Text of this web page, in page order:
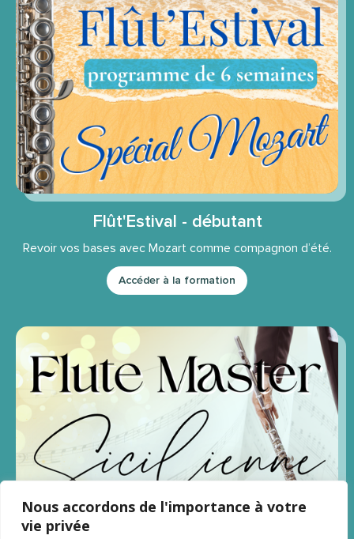
Nous accordons de l'importance à votre
vie privée
Flût'Estival - débutant
Revoir vos bases avec Mozart comme compagnon d’été.
Accéder à la formation